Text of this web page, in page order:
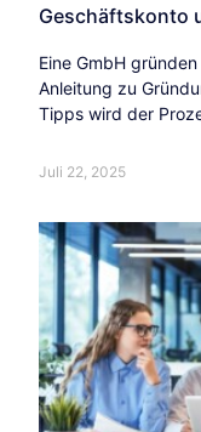
Geschäftskonto
Eine GmbH
Anleitung zu
Tipps wird der
Juli 22, 2025